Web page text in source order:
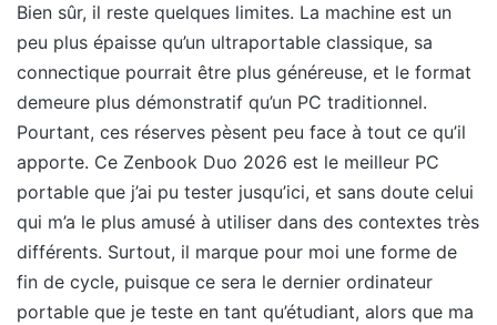
Bien sûr, il reste quelques limites. La machine est un
peu plus épaisse qu’un ultraportable classique, sa
connectique pourrait être plus généreuse, et le format
demeure plus démonstratif qu’un PC traditionnel.
Pourtant, ces réserves pèsent peu face à tout ce qu’il
apporte. Ce Zenbook Duo 2026 est le meilleur PC
portable que j’ai pu tester jusqu’ici, et sans doute celui
qui m’a le plus amusé à utiliser dans des contextes très
différents. Surtout, il marque pour moi une forme de
fin de cycle, puisque ce sera le dernier ordinateur
portable que je teste en tant qu’étudiant, alors que ma